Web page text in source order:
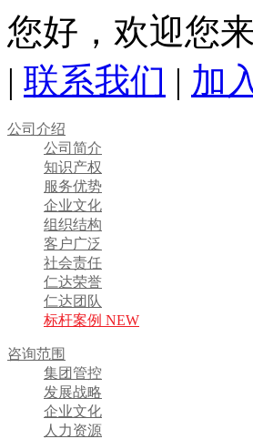
您好，欢迎您
| 联系我们 | 加
公司介绍
公司简介
知识产权
服务优势
企业文化
组织结构
客户广泛
社会责任
仁达荣誉
仁达团队
标杆案例 NEW
咨询范围
集团管控
发展战略
企业文化
人力资源